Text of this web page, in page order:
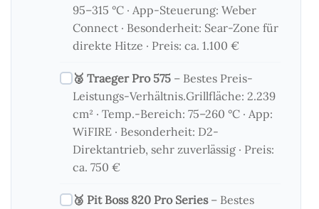
95–315 °C · App-Steuerung: Weber
Connect · Besonderheit: Sear-Zone für
direkte Hitze · Preis: ca. 1.100 €
🥈 Traeger Pro 575 – Bestes Preis-
Leistungs-Verhältnis.Grillfläche: 2.239
cm² · Temp.-Bereich: 75–260 °C · App:
WiFIRE · Besonderheit: D2-
Direktantrieb, sehr zuverlässig · Preis:
ca. 750 €
🥉 Pit Boss 820 Pro Series– Bestes